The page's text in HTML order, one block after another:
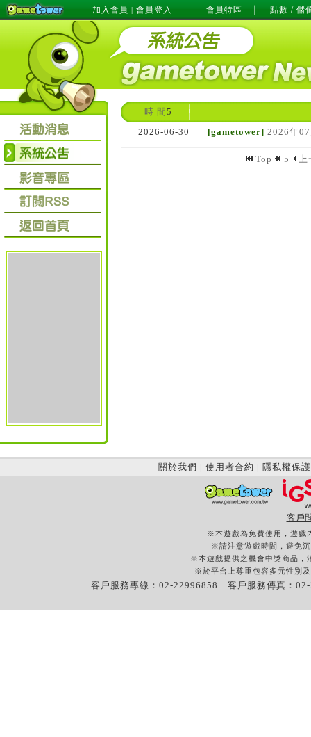
加入會員 | 會員登入 會員特區 點數 / 儲
時 間 5
2026-06-30
[gametower] 2026年
Top 5 上
關於我們 | 使用者合約 | 隱私權保護
客戶
※本遊戲為免費使用，遊戲
※請注意遊戲時間，避免
※本遊戲提供之機會中獎商品，
※於平台上尊重包容多元性別
客戶服務專線：02-22996858 客戶服務傳真：